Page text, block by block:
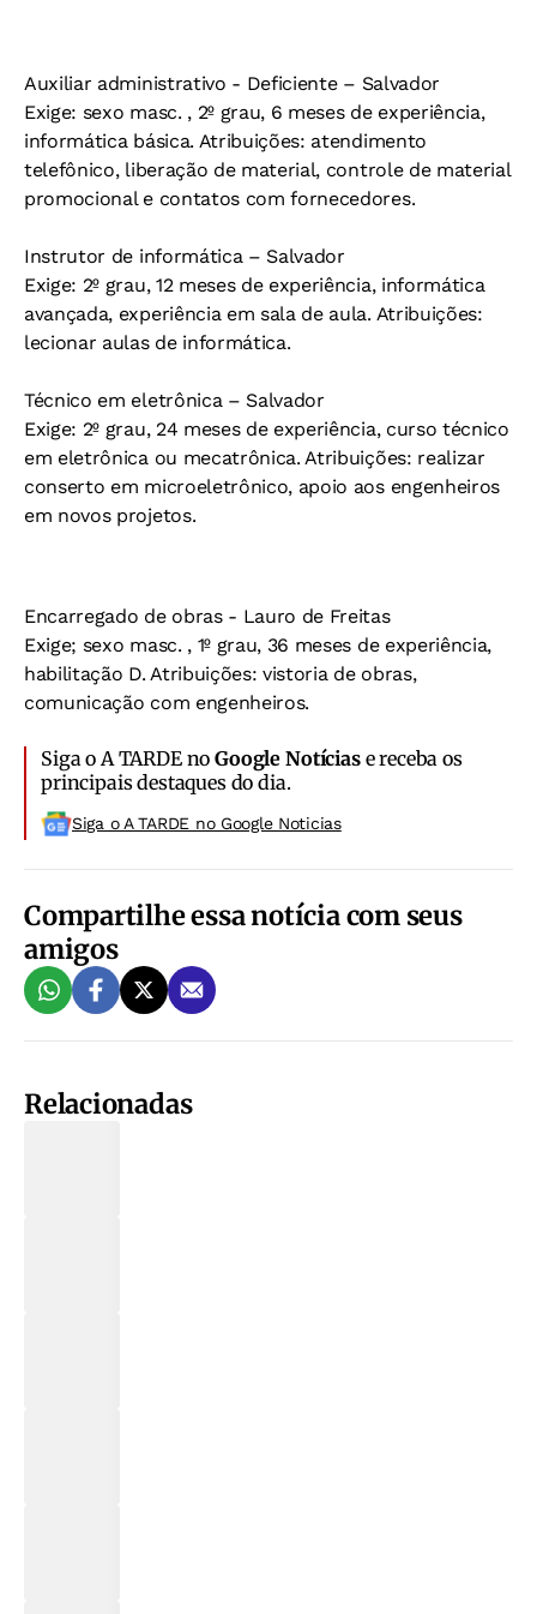
Auxiliar administrativo - Deficiente – Salvador
Exige: sexo masc. , 2º grau, 6 meses de experiência,
informática básica. Atribuições: atendimento
telefônico, liberação de material, controle de material
promocional e contatos com fornecedores.
Instrutor de informática – Salvador
Exige: 2º grau, 12 meses de experiência, informática
avançada, experiência em sala de aula. Atribuições:
lecionar aulas de informática.
Técnico em eletrônica – Salvador
Exige: 2º grau, 24 meses de experiência, curso técnico
em eletrônica ou mecatrônica. Atribuições: realizar
conserto em microeletrônico, apoio aos engenheiros
em novos projetos.
Encarregado de obras - Lauro de Freitas
Exige; sexo masc. , 1º grau, 36 meses de experiência,
habilitação D. Atribuições: vistoria de obras,
comunicação com engenheiros.
Siga o A TARDE noGoogle Notíciase receba os
principais destaques do dia.
Siga o A TARDE no Google Noticias
Compartilhe essa notícia com seus
amigos
Relacionadas